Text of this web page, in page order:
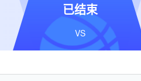
已结束
VS